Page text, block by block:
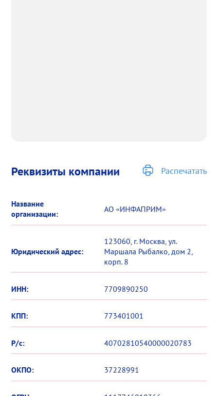
Реквизиты компании Распечатать
Название
организации:
АО «ИНФАПРИМ»
Юридический адрес:
123060, г. Москва, ул.
Маршала Рыбалко, дом 2,
корп. 8
ИНН: 7709890250
КПП: 773401001
Р/с: 40702810540000020783
ОКПО: 37228991